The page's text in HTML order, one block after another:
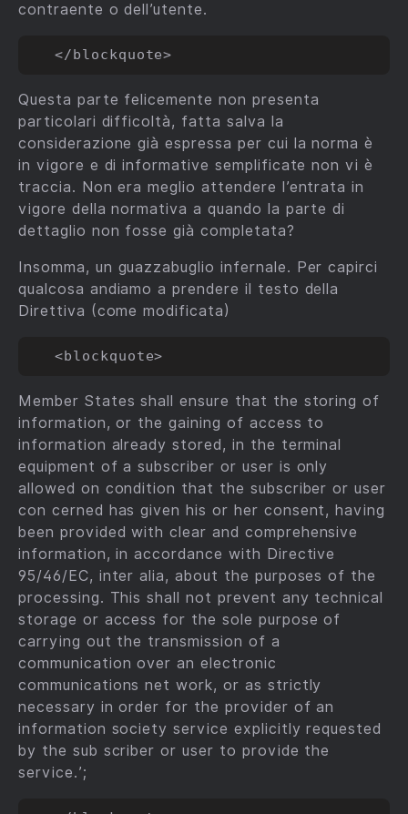
contraente o dell’utente.
Questa parte felicemente non presenta
particolari difficoltà, fatta salva la
considerazione già espressa per cui la norma è
in vigore e di informative semplificate non vi è
traccia. Non era meglio attendere l’entrata in
vigore della normativa a quando la parte di
dettaglio non fosse già completata?
Insomma, un guazzabuglio infernale. Per capirci
qualcosa andiamo a prendere il testo della
Direttiva (come modificata)
Member States shall ensure that the storing of
infor­mation, or the gaining of access to
information already stored, in the terminal
equipment of a subscriber or user is only
allowed on condition that the subscriber or user
con­ cerned has given his or her consent, having
been provided with clear and comprehensive
information, in accordance with Directive
95/46/EC, inter alia, about the purposes of the
processing. This shall not prevent any technical
storage or access for the sole purpose of
carrying out the transmission of a
communication over an electronic
communications net­ work, or as strictly
necessary in order for the provider of an
information society service explicitly requested
by the sub­ scriber or user to provide the
service.’;